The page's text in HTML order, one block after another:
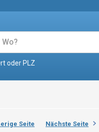
oder PLZ
Seite Nächste Seite